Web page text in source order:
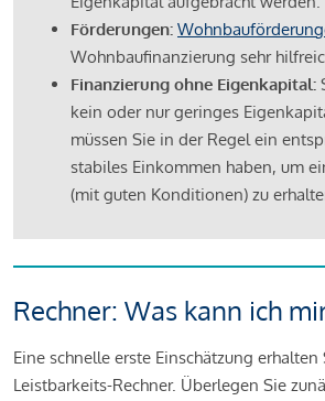
Förderungen:
Wohnbaufinanzierung sehr
Finanzierung ohne Eigenkapital:
kein oder nur geringes
müssen Sie in der Regel ein
stabiles Einkommen haben, um
(mit guten Konditionen) zu
Rechner: Was kann ich
Eine schnelle erste Einschätzung
Leistbarkeits-Rechner. Überlegen Sie